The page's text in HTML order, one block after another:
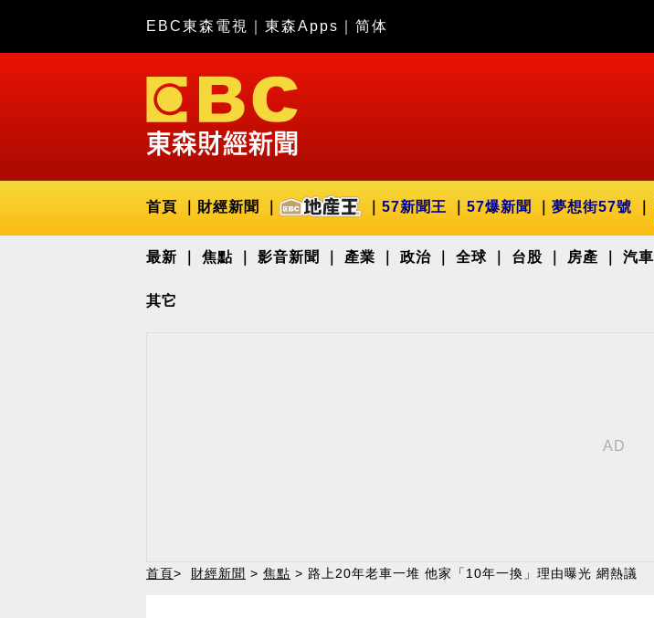
EBC東森電視 東森Apps 简体
首頁 財經新聞 57新聞王 57爆新聞 夢想街57號
最新 焦點 影音新聞 產業 政治 全球 台股 房產 汽車
其它
首頁> 財經新聞 > 焦點 > 路上20年老車一堆 他家「10年一換」理由曝光 網熱議